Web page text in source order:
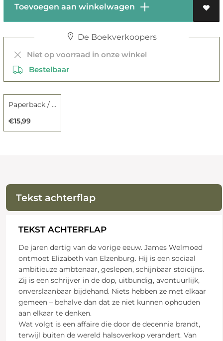
Toevoegen aan winkelwagen
De Boekverkoopers
Niet op voorraad in onze winkel
Bestelbaar
Paperback / softback
€15,99
Tekst achterflap
TEKST ACHTERFLAP
De jaren dertig van de vorige eeuw. James Welmoed
ontmoet Elizabeth van Elzenburg. Hij is een sociaal
ambitieuze ambtenaar, geslepen, schijnbaar stoïcijns.
Zij is een schrijver in de dop, uitbundig, avontuurlijk,
onverslaanbaar bijdehand. Niets hebben ze met elkaar
gemeen – behalve dan dat ze niet kunnen ophouden
aan elkaar te denken.
Wat volgt is een affaire die door de decennia brandt,
terwijl buiten de wereld halsoverkop verandert. Van